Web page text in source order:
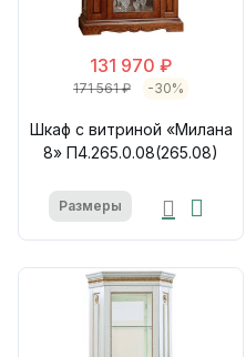
131 970 ₽
171 561 ₽ -30%
Шкаф с витриной «Милана
8» П4.265.0.08(265.08)
Размеры